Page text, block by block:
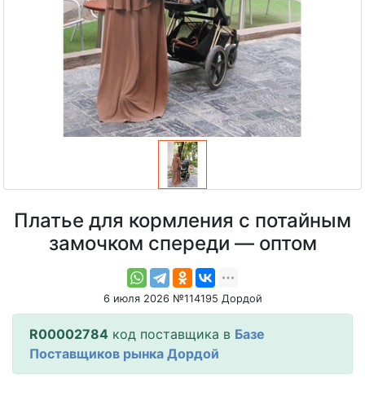
Платье для кормления с потайным
замочком спереди — оптом
6 июля 2026 №114195 Дордой
R00002784 код поставщика в Базе
Поставщиков рынка Дордой